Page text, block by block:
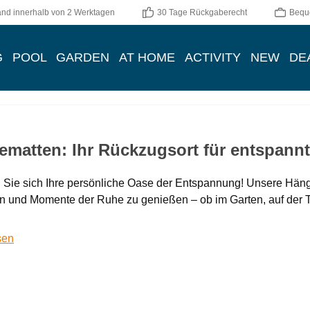
innerhalb von 2 Werktagen 30 Tage Rückgaberecht
POOL GARDEN AT HOME ACTIVITY NEW
Ihr Rückzugsort für
Sie sich Ihre persönliche Oase der Entspannung! Unsere
und Momente der Ruhe zu genießen – ob im Garten, auf der